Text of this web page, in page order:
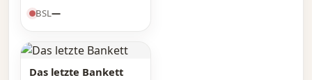
BSL—
Das letzte Bankett